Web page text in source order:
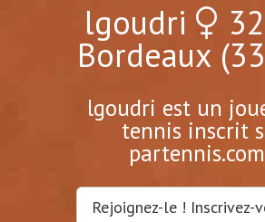
lgoudri
Bordeaux
lgoudri est un
tennis inscrit
Rejoignez-le ! Inscrivez-